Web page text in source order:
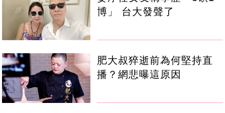
博」 台大發聲了
肥大叔猝逝前為何堅持直
播？網悲曝這原因